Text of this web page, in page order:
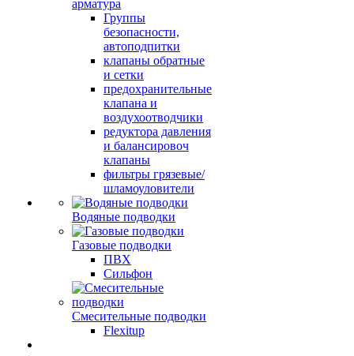
арматура
Группы
безопасности,
автоподпитки
клапаны обратные
и сетки
предохранительные
клапана и
воздухоотводчики
редуктора давления
и балансировоч
клапаны
фильтры грязевые/
шламоуловители
Водяные подводки
Газовые подводки
ПВХ
Сильфон
Смесительные подводки
Flexitup